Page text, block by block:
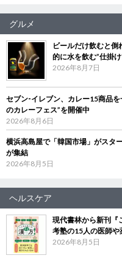
グルメ
ビールだけ飲むと
的に水を飲む”仕掛
2026年8月7日
セブン‐イレブン、カレー15商品
のカレーフェス”を開催中
2026年8月6日
横浜高島屋で「韓国市場」がス
が集結
2026年8月5日
ヘルスケア
現代書林から新刊
考塾の15人の医師や
2026年8月5日